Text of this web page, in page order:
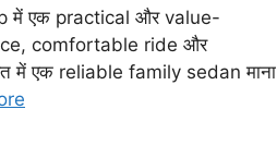
में एक practical और value-
comfortable ride और
में एक reliable family sedan माना